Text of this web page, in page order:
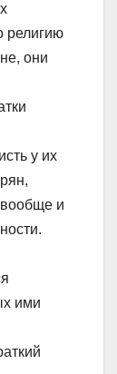
религию
они
у их
вообще и
ими